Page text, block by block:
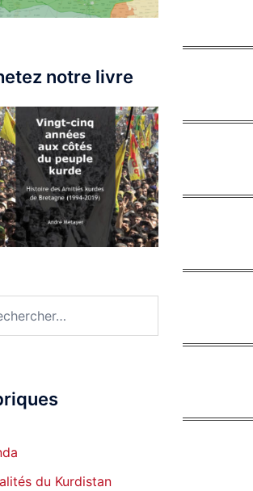
destroy ISIS in Raqqa
of Disinformation
heavy weapons
ISIS
Than ISIS
militia
notre livre
du Kurdistan